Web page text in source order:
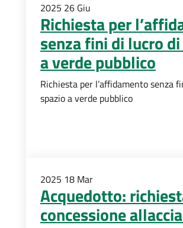
2025 26 Giu
Richiesta per
senza fini di lucro
a verde pubblico
Richiesta per l’affidamento senza
spazio a verde pubblico
2025 18 Mar
Acquedotto:
concessione